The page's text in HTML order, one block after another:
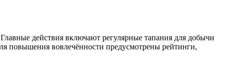
действия включают регулярные тапания для добычи
повышения вовлечённости предусмотрены рейтинги,